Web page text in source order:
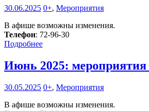
30.06.2025 0+, Мероприятия
В афише возможны изменения.
Телефон: 72-96-30
Подробнее
Июнь 2025: мероприятия
30.05.2025 0+, Мероприятия
В афише возможны изменения.